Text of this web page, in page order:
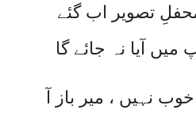
تصویر اب گئے
آیا نہ جائے گا
نہیں ، میر باز آ